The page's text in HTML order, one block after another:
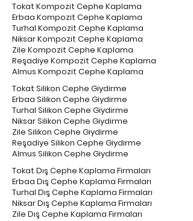
Tokat Kompozit Cephe Kaplama
Erbaa Kompozit Cephe Kaplama
Turhal Kompozit Cephe Kaplama
Niksar Kompozit Cephe Kaplama
Zile Kompozit Cephe Kaplama
Reşadiye Kompozit Cephe Kaplama
Almus Kompozit Cephe Kaplama
Tokat Silikon Cephe Giydirme
Erbaa Silikon Cephe Giydirme
Turhal Silikon Cephe Giydirme
Niksar Silikon Cephe Giydirme
Zile Silikon Cephe Giydirme
Reşadiye Silikon Cephe Giydirme
Almus Silikon Cephe Giydirme
Tokat Dış Cephe Kaplama Firmaları
Erbaa Dış Cephe Kaplama Firmaları
Turhal Dış Cephe Kaplama Firmaları
Niksar Dış Cephe Kaplama Firmaları
Zile Dış Cephe Kaplama Firmaları